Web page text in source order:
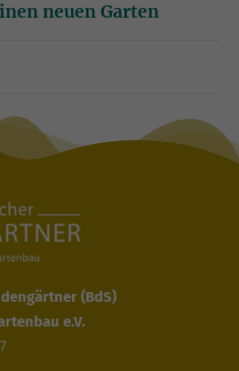
neuen Garten
(BdS)
e.V.